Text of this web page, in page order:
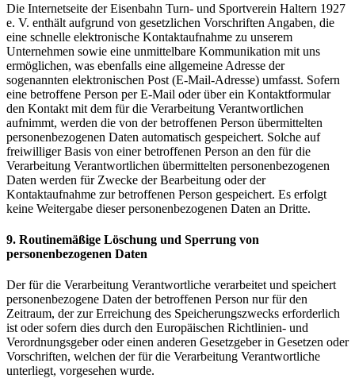
Die Internetseite der Eisenbahn Turn- und Sportverein Haltern 1927
e. V. enthält aufgrund von gesetzlichen Vorschriften Angaben, die
eine schnelle elektronische Kontaktaufnahme zu unserem
Unternehmen sowie eine unmittelbare Kommunikation mit uns
ermöglichen, was ebenfalls eine allgemeine Adresse der
sogenannten elektronischen Post (E-Mail-Adresse) umfasst. Sofern
eine betroffene Person per E-Mail oder über ein Kontaktformular
den Kontakt mit dem für die Verarbeitung Verantwortlichen
aufnimmt, werden die von der betroffenen Person übermittelten
personenbezogenen Daten automatisch gespeichert. Solche auf
freiwilliger Basis von einer betroffenen Person an den für die
Verarbeitung Verantwortlichen übermittelten personenbezogenen
Daten werden für Zwecke der Bearbeitung oder der
Kontaktaufnahme zur betroffenen Person gespeichert. Es erfolgt
keine Weitergabe dieser personenbezogenen Daten an Dritte.
9. Routinemäßige Löschung und Sperrung von
personenbezogenen Daten
Der für die Verarbeitung Verantwortliche verarbeitet und speichert
personenbezogene Daten der betroffenen Person nur für den
Zeitraum, der zur Erreichung des Speicherungszwecks erforderlich
ist oder sofern dies durch den Europäischen Richtlinien- und
Verordnungsgeber oder einen anderen Gesetzgeber in Gesetzen oder
Vorschriften, welchen der für die Verarbeitung Verantwortliche
unterliegt, vorgesehen wurde.